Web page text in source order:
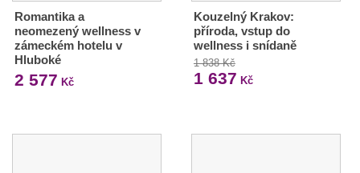
Romantika a
neomezený wellness v
zámeckém hotelu v
Hluboké
2 577 Kč
Kouzelný Krakov:
příroda, vstup do
wellness i snídaně
1 838 Kč
1 637 Kč